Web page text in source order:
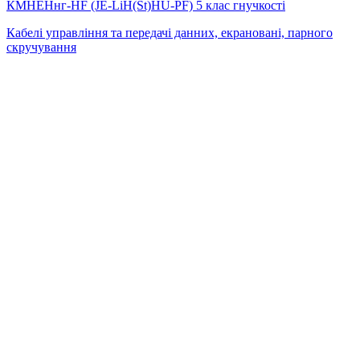
КМНЕНнг-HF (JE-LiH(St)НU-PF) 5 клас гнучкості
Кабелі управління та передачі данних, екрановані, парного
скручування